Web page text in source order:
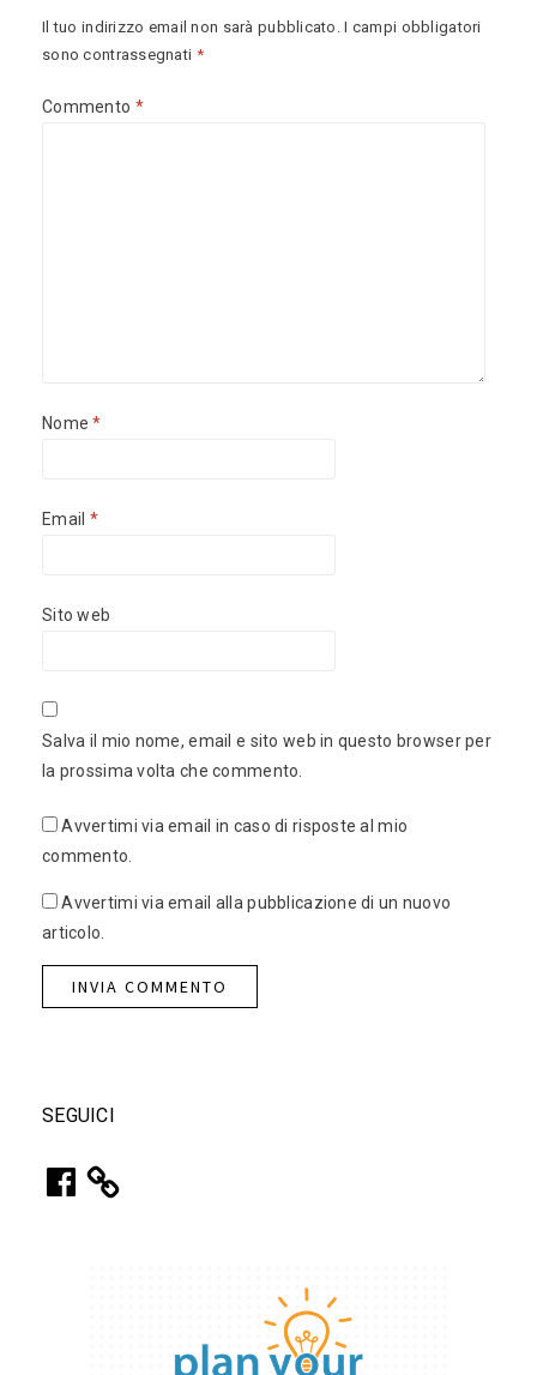
Il tuo indirizzo email non sarà pubblicato. I campi obbligatori
sono contrassegnati *
Commento *
Nome*
Email *
Sito web
Salva il mio nome, email e sito web in questo browser per
la prossima volta che commento.
Avvertimi via email in caso di risposte al mio
commento.
Avvertimi via email alla pubblicazione di un nuovo
articolo.
SEGUICI
Facebook